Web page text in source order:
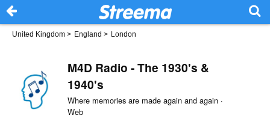
United Kingdom > England > London
M4D Radio - The 1930's &
1940's
Where memories are made again and again ·
Web